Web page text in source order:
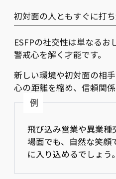
初対面の人ともすぐに打
ESFPの社交性は単なる
警戒心を解く才能です。
新しい環境や初対面の相
心の距離を縮め、信頼関係
例
飛び込み営業や異業種
場面でも、自然な笑顔
に入り込めるでしょう。